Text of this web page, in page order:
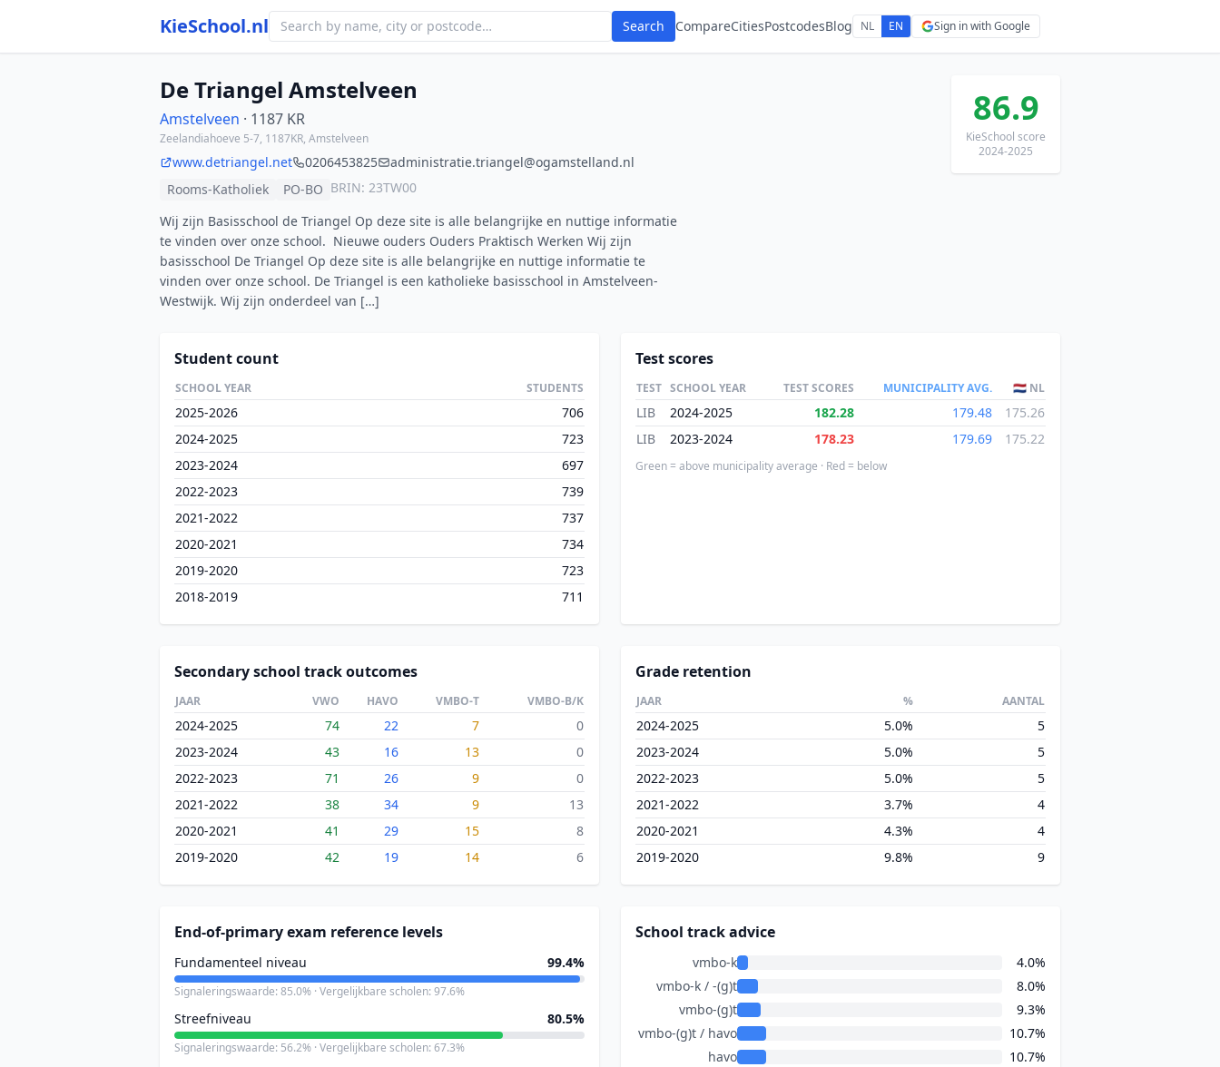
KieSchool.nl Search CompareCitiesPostcodesBlog NL EN Sign in with Google
De Triangel Amstelveen
Amstelveen · 1187 KR
Zeelandiahoeve 5-7, 1187KR, Amstelveen
www.detriangel.net 0206453825
administratie.triangel@ogamstelland.nl
Rooms-Katholiek
PO-BO BRIN: 23TW00
Wij zijn Basisschool de Triangel Op deze site is alle belangrijke en nuttige informatie
te vinden over onze school. Nieuwe ouders Ouders Praktisch Werken Wij zijn
basisschool De Triangel Op deze site is alle belangrijke en nuttige informatie te
vinden over onze school. De Triangel is een katholieke basisschool in Amstelveen-
Westwijk. Wij zijn onderdeel van […]
86.9
KieSchool score
2024-2025
Student count
SCHOOL YEAR STUDENTS
2025-2026
706
2024-2025
723
2023-2024
697
2022-2023
739
2021-2022
737
2020-2021
734
2019-2020
723
2018-2019
711
Test scores
TEST SCHOOL YEAR TEST SCORES MUNICIPALITY AVG. 🇳🇱 NL
LIB 2024-2025 182.28 179.48
175.26
LIB
2023-2024 178.23 179.69 175.22
Green = above municipality average · Red = below
Secondary school track outcomes
JAAR VWO HAVO VMBO-T VMBO-B/K
2024-2025 74 22 7
0
2023-2024
43 16 13
0
2022-2023
71 26 9
0
2021-2022
38 34 9
13
2020-2021
41 29 15
8
2019-2020
42 19 14 6
Grade retention
JAAR % AANTAL
2024-2025 5.0%
5
2023-2024
5.0%
5
2022-2023
5.0%
5
2021-2022
3.7%
4
2020-2021
4.3%
4
2019-2020
9.8% 9
End-of-primary exam reference levels
Fundamenteel niveau 99.4%
Signaleringswaarde: 85.0% · Vergelijkbare scholen: 97.6%
Streefniveau 80.5%
Signaleringswaarde: 56.2% · Vergelijkbare scholen: 67.3%
School track advice
vmbo-k
4.0%
vmbo-k / -(g)t
8.0%
vmbo-(g)t
9.3%
vmbo-(g)t / havo
10.7%
havo
10.7%